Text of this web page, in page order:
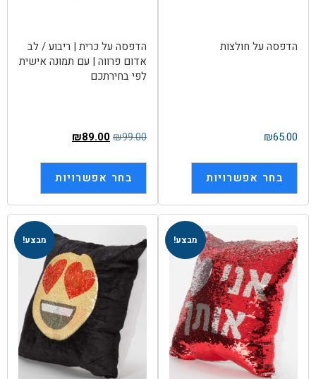
הדפסה על חולצות
₪65.00
בחר אפשרויות
הדפסה על כרית | ריבוע / לב
אדום פרווה | עם תמונה אישית
לפי בחירתכם
₪99.00
₪89.00
בחר אפשרויות
מבצע! מבצע!